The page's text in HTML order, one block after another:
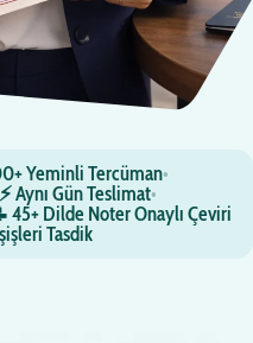
Yeminli Tercüman•
⚡ Aynı Gün Teslimat•
45+ Dilde Noter Onaylı Çeviri
Tasdik